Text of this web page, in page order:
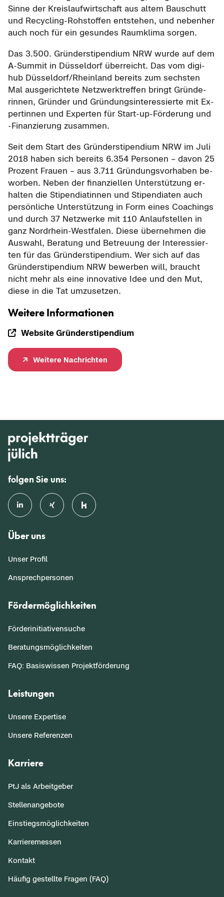
Sinne der Kreis­lauf­wirt­schaft aus altem Bau­schutt
und Recycling-​Rohstoffen ent­ste­hen, und ne­ben­her
auch noch für ein ge­sun­des Raum­kli­ma sor­gen.
Das 3.500. Grün­der­sti­pen­di­um NRW wurde auf dem
A-​Summit in Düs­sel­dorf über­reicht. Das vom di­gi­
hub Düs­sel­dorf/Rhein­land be­reits zum sechs­ten
Mal aus­ge­rich­te­te Netz­werk­tref­fen bringt Grün­de­
rin­nen, Grün­der und Grün­dungs­in­ter­es­sier­te mit Ex­
per­tin­nen und Ex­per­ten für Start-​up-Förderung und
-​Finanzierung zu­sam­men.
Seit dem Start des Grün­der­sti­pen­di­um NRW im Juli
2018 haben sich be­reits 6.354 Per­so­nen – davon 25
Pro­zent Frau­en – aus 3.711 Grün­dungs­vor­ha­ben be­
wor­ben. Neben der fi­nan­zi­el­len Un­ter­stüt­zung er­
hal­ten die Sti­pen­dia­tin­nen und Sti­pen­dia­ten auch
per­sön­li­che Un­ter­stüt­zung in Form eines Coa­chings
und durch 37 Netz­wer­ke mit 110 An­lauf­stel­len in
ganz Nordrhein-​Westfalen. Diese über­neh­men die
Aus­wahl, Be­ra­tung und Be­treu­ung der In­ter­es­sier­
ten für das Grün­der­sti­pen­di­um. Wer sich auf das
Grün­der­sti­pen­di­um NRW be­wer­ben will, braucht
nicht mehr als eine in­no­va­ti­ve Idee und den Mut,
diese in die Tat um­zu­set­zen.
Wei­te­re In­for­ma­tio­nen
Web­site Grün­der­sti­pen­di­um
Wei­te­re Nach­rich­ten
folgen Sie uns:
Über uns
Unser Profil
Ansprechpersonen
Fördermöglichkeiten
Förderinitiativensuche
Beratungsmöglichkeiten
FAQ: Basiswissen Projektförderung
Leistungen
Unsere Expertise
Unsere Referenzen
Karriere
PtJ als Arbeitgeber
Stellenangebote
Einstiegsmöglichkeiten
Karrieremessen
Kontakt
Häufig gestellte Fragen (FAQ)